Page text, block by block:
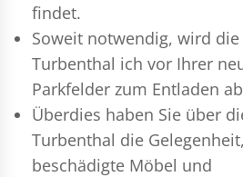
findet.
Soweit notwendig, wird
Turbenthal ich vor Ihrer
Parkfelder zum Entladen
Überdies haben Sie über
Turbenthal die
beschädigte Möbel und